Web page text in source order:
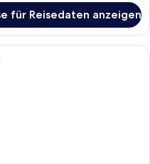
für Reisedaten anzeigen
modernes Hotelzimmer mit